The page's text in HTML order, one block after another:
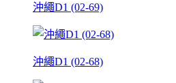
沖繩D1 (02-69)
沖繩D1 (02-68)